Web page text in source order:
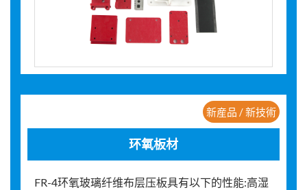
新産品 / 新技術
环氧板材
FR-4环氧玻璃纤维布层压板具有以下的性能:高湿